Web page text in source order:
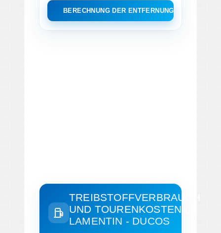
BERECHNUNG DER ENTFERNUNG
TREIBSTOFFVERBRAUCH
UND TOURENKOSTEN
LAMENTIN - DUCOS